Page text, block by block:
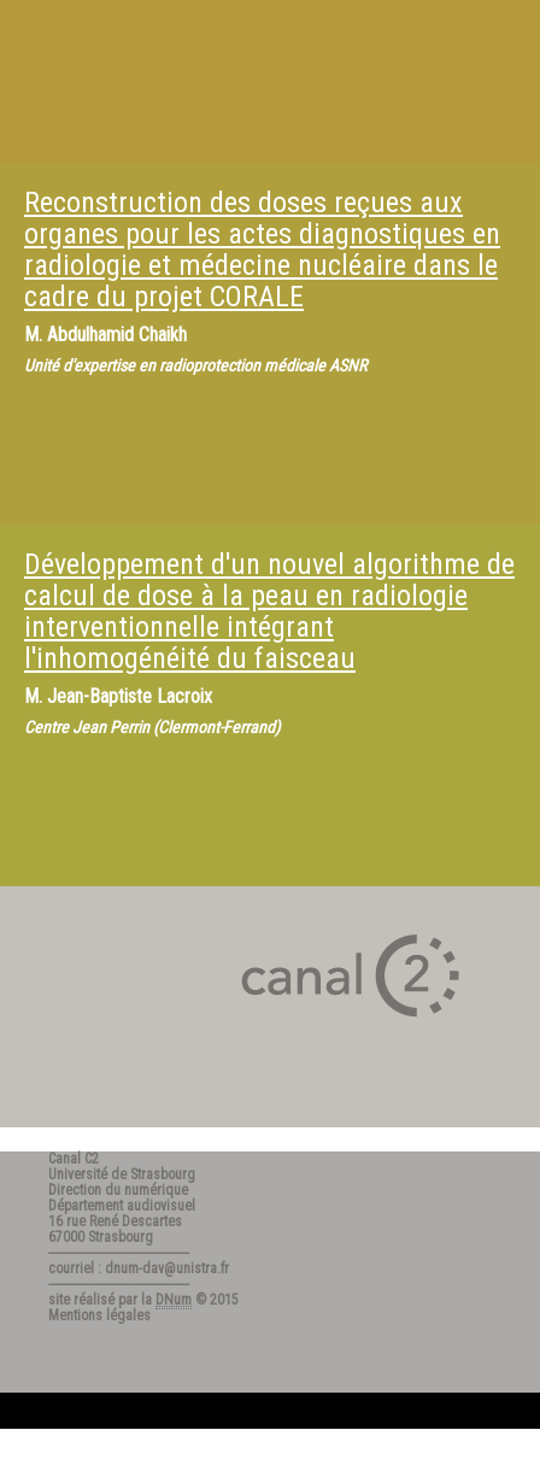
Reconstruction des doses reçues aux
organes pour les actes diagnostiques en
radiologie et médecine nucléaire dans le
cadre du projet CORALE
M. Abdulhamid Chaikh
Unité d'expertise en radioprotection médicale ASNR
Développement d'un nouvel algorithme de
calcul de dose à la peau en radiologie
interventionnelle intégrant
l'inhomogénéité du faisceau
M. Jean-Baptiste Lacroix
Centre Jean Perrin (Clermont-Ferrand)
Canal C2
Université de Strasbourg
Direction du numérique
Département audiovisuel
16 rue René Descartes
67000 Strasbourg
---------------------------------------
courriel : dnum-dav@unistra.fr
---------------------------------------
site réalisé par la DNum © 2015
Mentions légales